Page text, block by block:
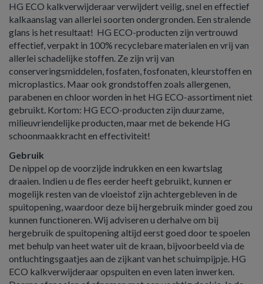
HG ECO kalkverwijderaar verwijdert veilig, snel en effectief
kalkaanslag van allerlei soorten ondergronden. Een stralende
glans is het resultaat! HG ECO-producten zijn vertrouwd
effectief, verpakt in 100% recyclebare materialen en vrij van
allerlei schadelijke stoffen. Ze zijn vrij van
conserveringsmiddelen, fosfaten, fosfonaten, kleurstoffen en
microplastics. Maar ook grondstoffen zoals allergenen,
parabenen en chloor worden in het HG ECO-assortiment niet
gebruikt. Kortom: HG ECO-producten zijn duurzame,
milieuvriendelijke producten, maar met de bekende HG
schoonmaakkracht en effectiviteit!
Gebruik
De nippel op de voorzijde indrukken en een kwartslag
draaien. Indien u de fles eerder heeft gebruikt, kunnen er
mogelijk resten van de vloeistof zijn achtergebleven in de
spuitopening, waardoor deze bij hergebruik minder goed zou
kunnen functioneren. Wij adviseren u derhalve om bij
hergebruik de spuitopening altijd eerst goed door te spoelen
met behulp van heet water uit de kraan, bijvoorbeeld via de
ontluchtingsgaatjes aan de zijkant van het schuimpijpje. HG
ECO kalkverwijderaar opspuiten en even laten inwerken.